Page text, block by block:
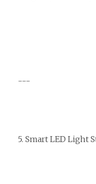
---
5. Smart LED Light